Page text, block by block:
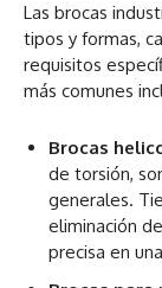
Las brocas
tipos y formas,
requisitos
más comunes
Brocas
de torsión,
generales.
eliminación
precisa en